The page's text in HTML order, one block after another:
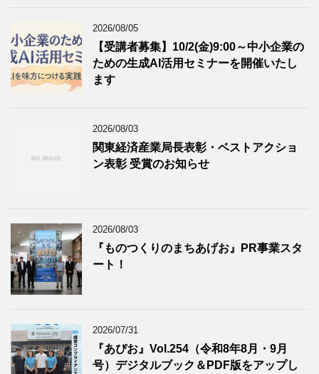
2026/08/05
【受講者募集】10/2(金)9:00～中小企業の
ための生成AI活用セミナーを開催いたし
ます
2026/08/03
関東経済産業局長表彰・ベストアクショ
ン表彰 受賞のお知らせ
2026/08/03
『ものつくりのまちあげお』PR事業スタ
ート！
2026/07/31
『あぴお』Vol.254（令和8年8月・9月
号）デジタルブック＆PDF版をアップし